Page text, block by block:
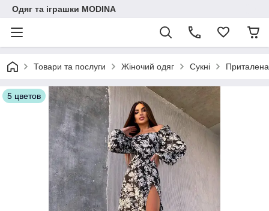
Одяг та іграшки MODINA
Товари та послуги Жіночий одяг Сукні Приталена
5 цветов